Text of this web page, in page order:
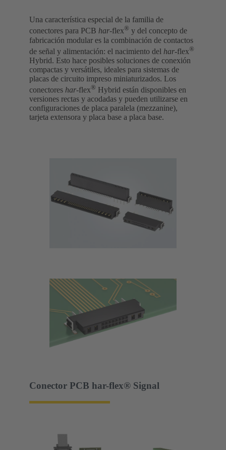
Una característica especial de la familia de
conectores para PCB har-flex® y del concepto de
fabricación modular es la combinación de contactos
de señal y alimentación: el nacimiento del har-flex®
Hybrid. Esto hace posibles soluciones de conexión
compactas y versátiles, ideales para sistemas de
placas de circuito impreso miniaturizados. Los
conectores har-flex® Hybrid están disponibles en
versiones rectas y acodadas y pueden utilizarse en
configuraciones de placa paralela (mezzanine),
tarjeta extensora y placa base a placa base.
Conector PCB har-flex® Signal